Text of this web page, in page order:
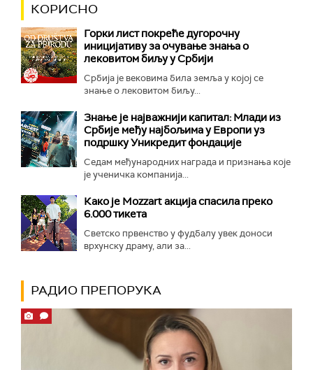
КОРИСНО
Горки лист покреће дугорочну
иницијативу за очување знања о
лековитом биљу у Србији
Србија је вековима била земља у којој се
знање о лековитом биљу...
Знање је најважнији капитал: Млади из
Србије међу најбољима у Европи уз
подршку Уникредит фондације
Седам међународних награда и признања које
је ученичка компанија...
Како је Mozzart акција спасила преко
6.000 тикета
Светско првенство у фудбалу увек доноси
врхунску драму, али за...
РАДИО ПРЕПОРУКА